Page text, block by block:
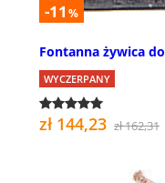
-11 %
Fontanna żywica
WYCZERPANY
zł 144,23 zł 162,31